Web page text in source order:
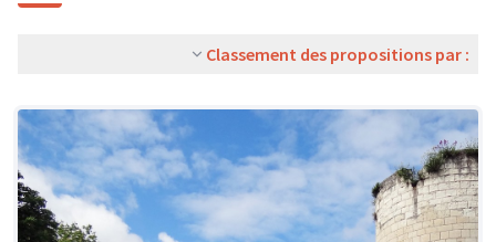
Classement des propositions par :